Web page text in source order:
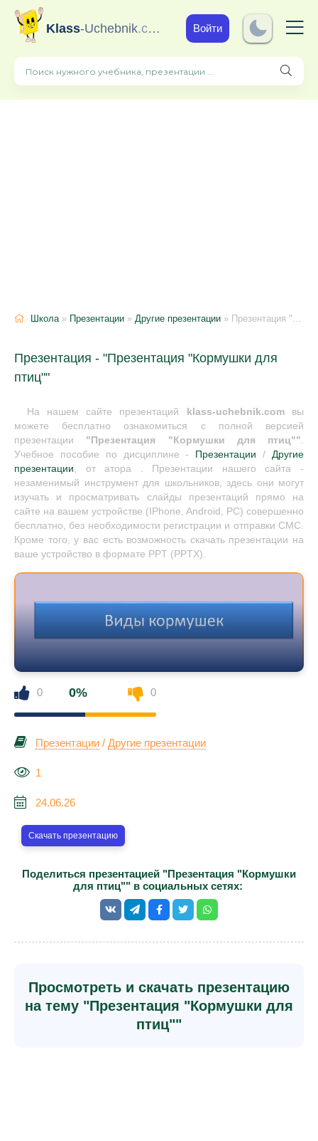
Klass-Uchebnik.com Войти
Школа» Презентации » Другие презентации » Презентация "Кормушки для птиц"
Презентация - "Презентация "Кормушки для
птиц""
На нашем сайте презентаций klass-uchebnik.comвы
можете бесплатно ознакомиться с полной версией
презентации "Презентация "Кормушки для птиц"".
Учебное пособие по дисциплине -
Презентации /Другие
презентации, от атора . Презентации нашего сайта -
незаменимый инструмент для школьников, здесь они могут
изучать и просматривать слайды презентаций прямо на
сайте на вашем устройстве (IPhone, Android, PC) совершенно
бесплатно, без необходимости регистрации и отправки СМС.
Кроме того, у вас есть возможность скачать презентации на
ваше устройство в формате PPT (PPTX).
0 0% 0
Презентации / Другие презентации
1
24.06.26
Скачать презентацию
Поделиться презентацией "Презентация "Кормушки
для птиц"" в социальных сетях:
Просмотреть и скачать презентацию
на тему "Презентация "Кормушки для
птиц""